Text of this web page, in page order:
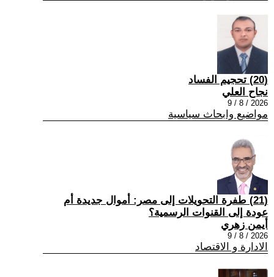
(20) تحجيم الفساد
نجاح العلي
2026 / 8 / 9
مواضيع وابحاث سياسية
(21) طفرة التحويلات إلى مصر: أموال جديدة أم
عودة إلى القنوات الرسمية؟
أيمن زهري
2026 / 8 / 9
الادارة و الاقتصاد